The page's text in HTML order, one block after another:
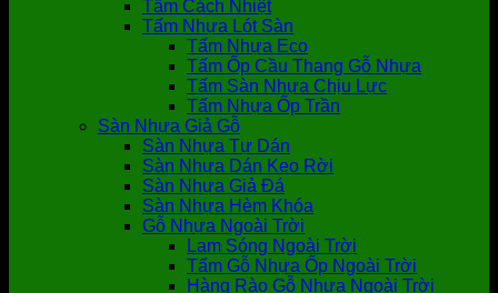
Tấm Cách Nhiệt
Tấm Nhựa Lót Sàn
Tấm Nhựa Eco
Tấm Ốp Cầu Thang Gỗ Nhựa
Tấm Sàn Nhựa Chịu Lực
Tấm Nhựa Ốp Trần
Sàn Nhựa Giả Gỗ
Sàn Nhựa Tự Dán
Sàn Nhựa Dán Keo Rời
Sàn Nhựa Giả Đá
Sàn Nhựa Hèm Khóa
Gỗ Nhựa Ngoài Trời
Lam Sóng Ngoài Trời
Tấm Gỗ Nhựa Ốp Ngoài Trời
Hàng Rào Gỗ Nhựa Ngoài Trời